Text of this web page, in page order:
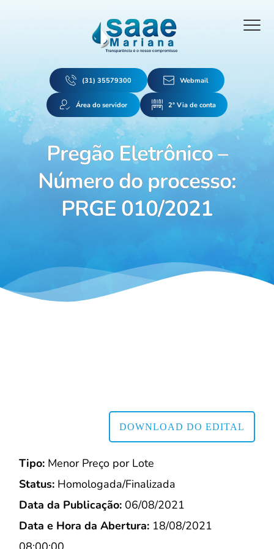
(31) 35579300 Webmail
Área do servidor 2ª Via de conta
Pregão Eletrônico –
Número do processo:
PRGE 010/2021
DOWNLOAD DO EDITAL
Tipo: Menor Preço por Lote
Status: Homologada/Finalizada
Data da Publicação: 06/08/2021
Data e Hora da Abertura: 18/08/2021